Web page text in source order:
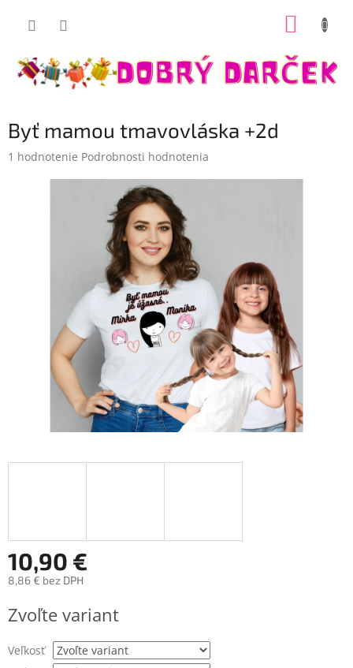
Byť mamou tmavovláska +2d
Priemerné
1 hodnotenie Podrobnosti hodnotenia
10,90 €
8,86 € bez DPH
cena:
Zvoľte variant
Veľkosť
Dobrý darček